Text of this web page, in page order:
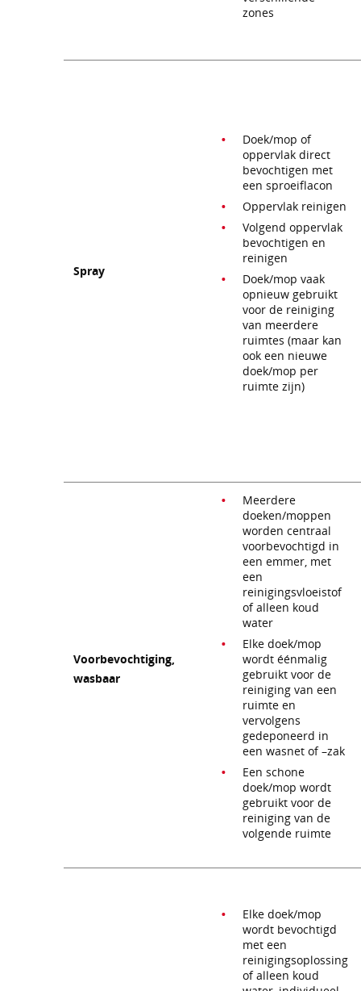
zones
Spray
Doek/mop of
oppervlak direct
bevochtigen met
een sproeiflacon
Oppervlak reinigen
Volgend oppervlak
bevochtigen en
reinigen
Doek/mop vaak
opnieuw gebruikt
voor de reiniging
van meerdere
ruimtes (maar kan
ook een nieuwe
doek/mop per
ruimte zijn)
Voorbevochtiging,
wasbaar
Meerdere
doeken/moppen
worden centraal
voorbevochtigd in
een emmer, met
een
reinigingsvloeistof
of alleen koud
water
Elke doek/mop
wordt éénmalig
gebruikt voor de
reiniging van een
ruimte en
vervolgens
gedeponeerd in
een wasnet of –zak
Een schone
doek/mop wordt
gebruikt voor de
reiniging van de
volgende ruimte
Elke doek/mop
wordt bevochtigd
met een
reinigingsoplossing
of alleen koud